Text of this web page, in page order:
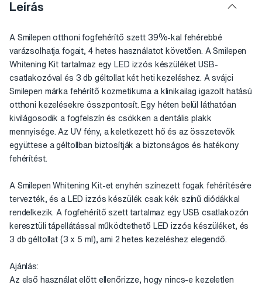
Leírás
A Smilepen otthoni fogfehérítő szett 39%-kal fehérebbé
varázsolhatja fogait, 4 hetes használatot követően. A Smilepen
Whitening Kit tartalmaz egy LED izzós készüléket USB-
csatlakozóval és 3 db géltollat két heti kezeléshez. A svájci
Smilepen márka fehérítő kozmetikuma a klinikailag igazolt hatású
otthoni kezelésekre összpontosít. Egy héten belül láthatóan
kivilágosodik a fogfelszín és csökken a dentális plakk
mennyisége. Az UV fény, a keletkezett hő és az összetevők
együttese a géltollban biztosítják a biztonságos és hatékony
fehérítést.
A Smilepen Whitening Kit-et enyhén színezett fogak fehérítésére
tervezték, és a LED izzós készülék csak kék színű diódákkal
rendelkezik. A fogfehérítő szett tartalmaz egy USB csatlakozón
keresztüli tápellátással működtethető LED izzós készüléket, és
3 db géltollat (3 x 5 ml), ami 2 hetes kezeléshez elegendő.
Ajánlás:
Az első használat előtt ellenőrizze, hogy nincs-e kezeletlen